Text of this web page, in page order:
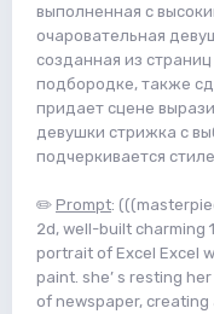
выполненная с
очаровательная
созданная из
подбородке, также
придает сцене
девушки стрижка с
подчеркивается
✏️ Prompt:
2d, well-built charming
portrait of Excel Excel
paint. she’ s resting
of newspaper,